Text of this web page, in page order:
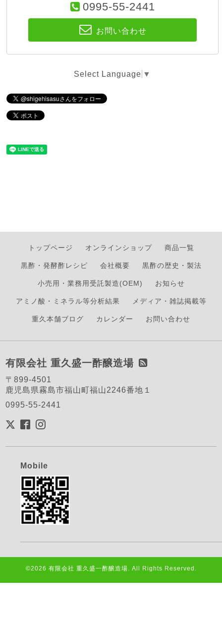
0995-55-2441
お問い合わせ
Select Language ▼
トップページ オンラインショップ 商品一覧
黒酢・発酵酢レシピ 会社概要 黒酢の歴史・製法
小売用・業務用受託製造(OEM) お知らせ
アミノ酸・ミネラル等分析結果 メディア・雑誌掲載等
重久本舗ブログ カレンダー お問い合わせ
有限会社 重久盛一酢醸造場
〒899-4501
鹿児島県霧島市福山町福山2246番地１
0995-55-2441
Mobile
©2026 有限会社 重久盛一酢醸造場. All Rights Reserved.